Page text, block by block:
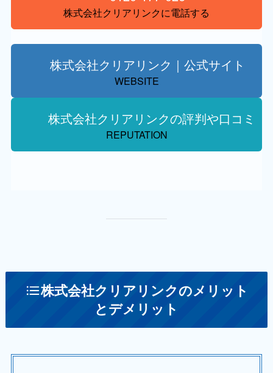
株式会社クリアリンクに電話する
株式会社クリアリンク｜公式サイト
WEBSITE
株式会社クリアリンクの評判や口コミ
REPUTATION
株式会社クリアリンクのメリット
とデメリット